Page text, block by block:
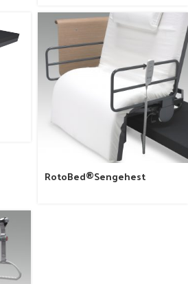
RotoBed®Sengehest